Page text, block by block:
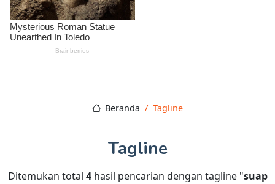
Beranda Tagline
Tagline
Ditemukan total 4hasil pencarian dengan tagline "suap